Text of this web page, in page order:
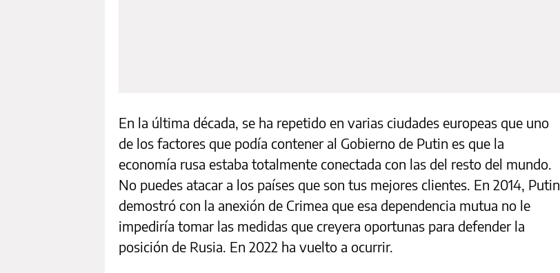
En la última década, se ha repetido en varias ciudades europeas que uno
de los factores que podía contener al Gobierno de Putin es que la
economía rusa estaba totalmente conectada con las del resto del mundo.
No puedes atacar a los países que son tus mejores clientes. En 2014, Putin
demostró con la anexión de Crimea que esa dependencia mutua no le
impediría tomar las medidas que creyera oportunas para defender la
posición de Rusia. En 2022 ha vuelto a ocurrir.